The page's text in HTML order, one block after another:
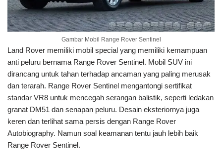
Gambar Mobil Range Rover Sentinel
Land Rover memiliki mobil special yang memiliki kemampuan
anti peluru bernama Range Rover Sentinel. Mobil SUV ini
dirancang untuk tahan terhadap ancaman yang paling merusak
dan terarah. Range Rover Sentinel mengantongi sertifikat
standar VR8 untuk mencegah serangan balistik, seperti ledakan
granat DM51 dan senapan peluru. Desain eksteriornya juga
keren dan terlihat sama persis dengan Range Rover
Autobiography. Namun soal keamanan tentu jauh lebih baik
Range Rover Sentinel.